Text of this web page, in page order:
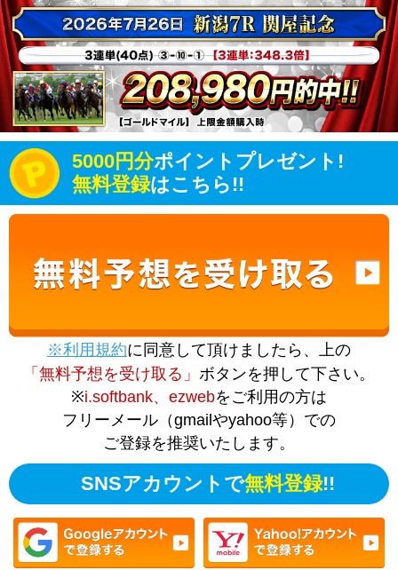
5000円分ポイントプレゼント!
無料登録はこちら!!
※利用規約に同意して頂けましたら、上の
「無料予想を受け取る」 ボタンを押して下さい。
※i.softbank、ezwebをご利用の方は
フリーメール（gmailやyahoo等）での
ご登録を推奨いたします。
SNSアカウントで無料登録!!